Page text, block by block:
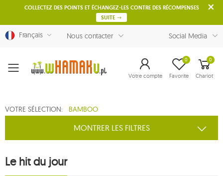
COLLECTEZ DES POINTS ET ÉCHANGEZ-LES CONTRE DES RÉCOMPENSES
SUITE
Français Nous contacter Social Media
Menu Votre compte Favorite
0 0
Chariot
VOTRE SÉLECTION: BAMBOO
MONTRER LES FILTRES
Le hit du jour